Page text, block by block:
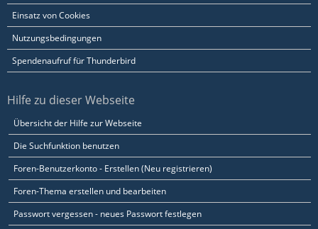
Einsatz von Cookies
Nutzungsbedingungen
Spendenaufruf für Thunderbird
Hilfe zu dieser Webseite
Übersicht der Hilfe zur Webseite
Die Suchfunktion benutzen
Foren-Benutzerkonto - Erstellen (Neu registrieren)
Foren-Thema erstellen und bearbeiten
Passwort vergessen - neues Passwort festlegen